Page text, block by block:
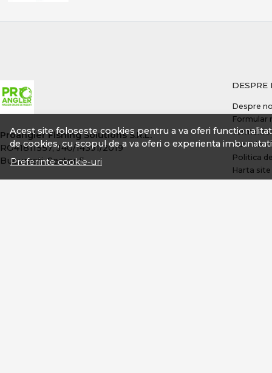
Pescuitul la crap
Acest site foloseste cookies pentru a va oferi
de cookies, cu scopul de a va oferi o experienta
Preferinte cookie-uri
Proangler Fishing Solutions S.R.L.
RO41811557, J40/14391/2019
Bucuresti, Sector 5
DESPRE
Despre
Formular
Termeni
Politica
Harta site